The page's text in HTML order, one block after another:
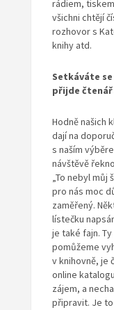
rádiem,
všichni chtějí
rozhovor s
knihy atd.
Setkáváte
přijde čtenář
Hodně našich
dají na
s naším
návštěvě
„To nebyl můj
pro nás moc
zaměřený.
lístečku
je také fajn.
pomůžeme
v knihovně, je
online
zájem, a
připravit. Je